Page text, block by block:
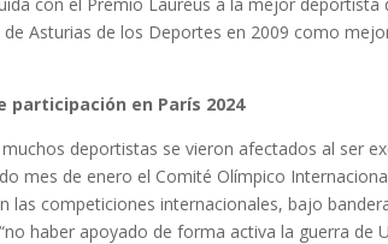
de Asturias de los Deportes en 2009 como
participación en París 2024
deportistas se vieron afectados al ser
mes de enero el Comité Olímpico
las competiciones internacionales, bajo
haber apoyado de forma activa la guerra de